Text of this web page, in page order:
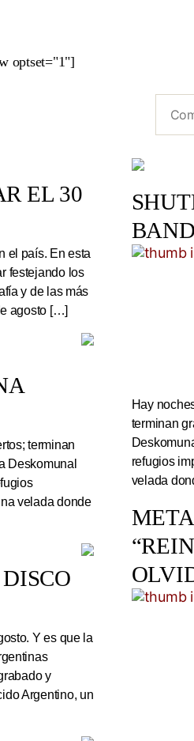
optset="1"]
EL 30
el país. En esta
festejando los
y de las más
agosto […]
terminan
Deskomunal
velada donde
Y es que la
y
Argentino, un
Hay
terminan
refugios
velada